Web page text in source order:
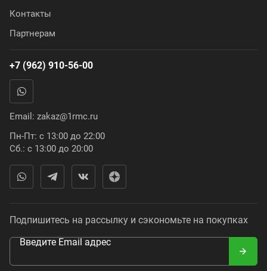
Контакты
Партнерам
+7 (962) 910-56-00
Email: zakaz@1rmc.ru
Пн-Пт: с 13:00 до 22:00
Сб.: с 13:00 до 20:00
Подпишитесь на рассылку и сэкономьте на покупках
Введите Email адрес